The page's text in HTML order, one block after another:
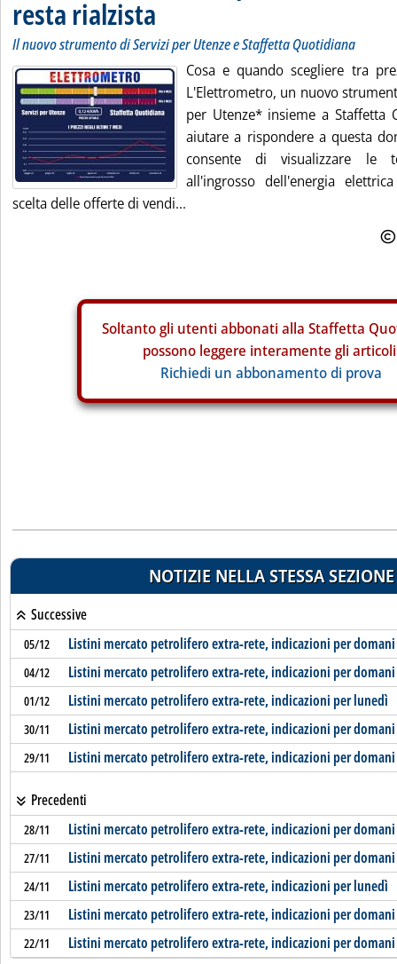
resta rialzista
Il nuovo strumento di Servizi per Utenze e Staffetta Quotidiana
Cosa e quando scegliere tra
L'Elettrometro, un nuovo
per Utenze* insieme a Staffetta
aiutare a rispondere a questa
consente di visualizzare le
all'ingrosso dell'energia
scelta delle offerte di vendi...
Soltanto gli utenti abbonati alla Staffetta
possono leggere interamente gli
Richiedi un abbonamento di prova
NOTIZIE NELLA STESSA SEZIONE
Successive
05/12 Listini mercato petrolifero extra-rete, indicazioni per domani
04/12 Listini mercato petrolifero extra-rete, indicazioni per domani
01/12 Listini mercato petrolifero extra-rete, indicazioni per lunedì
30/11 Listini mercato petrolifero extra-rete, indicazioni per domani
29/11 Listini mercato petrolifero extra-rete, indicazioni per domani
Precedenti
28/11 Listini mercato petrolifero extra-rete, indicazioni per domani
27/11 Listini mercato petrolifero extra-rete, indicazioni per domani
24/11 Listini mercato petrolifero extra-rete, indicazioni per lunedì
23/11 Listini mercato petrolifero extra-rete, indicazioni per domani
22/11 Listini mercato petrolifero extra-rete, indicazioni per domani